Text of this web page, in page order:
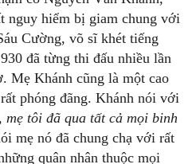
nguy hiểm bị giam chung với
Cường, võ sĩ khét tiếng
đã từng thi đấu nhiều lần
Mẹ Khánh cũng là một cao
phóng đãng. Khánh nói với
mẹ tôi đã qua tất cả mọi binh
mẹ nó đã chung chạ với rất
quân nhân thuộc mọi